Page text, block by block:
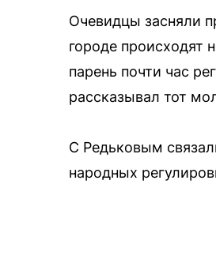
Очевидцы засняли
городе происходят
парень почти час
рассказывал тот
С Редьковым
народных